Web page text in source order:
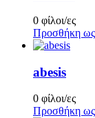
0 φίλοι/ες
Προσθήκη ως
abesis
0 φίλοι/ες
Προσθήκη ως